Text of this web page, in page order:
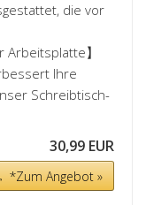
die vor
Arbeitsplatte】
Ihre
Schreibtisch-
30,99 EUR
*Zum Angebot »